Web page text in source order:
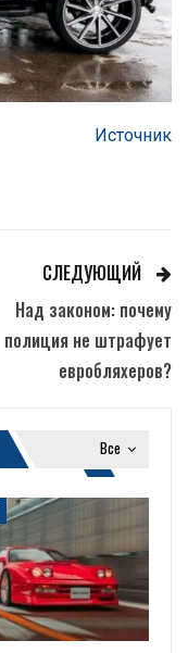
Источник
СЛЕДУЮЩИЙ
Над законом: почему
полиция не штрафует
евробляхеров?
Все